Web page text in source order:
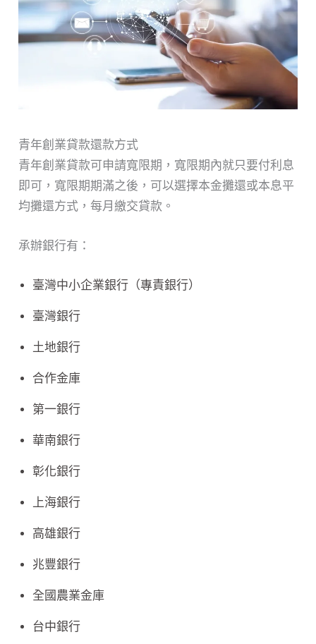
青年創業貸款還款方式
青年創業貸款可申請寬限期，寬限期內就只要付利息
即可，寬限期期滿之後，可以選擇本金攤還或本息平
均攤還方式，每月繳交貸款。
承辦銀行有：
臺灣中小企業銀行（專責銀行）
臺灣銀行
土地銀行
合作金庫
第一銀行
華南銀行
彰化銀行
上海銀行
高雄銀行
兆豐銀行
全國農業金庫
台中銀行